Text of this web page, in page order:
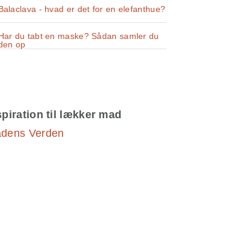
- hvad er det for en elefanthue?
du tabt en maske? Sådan samler du
op
til lækker mad
Verden